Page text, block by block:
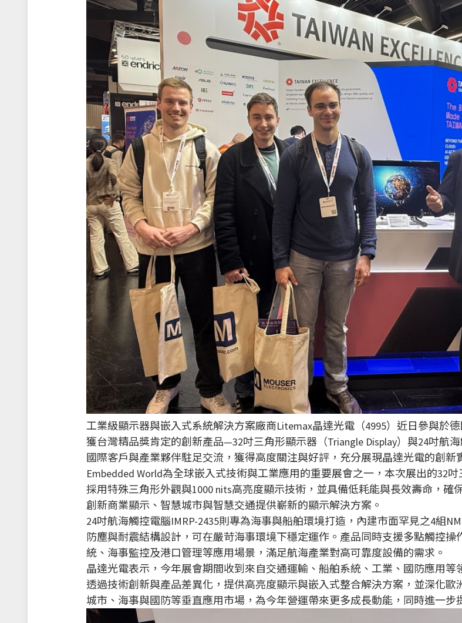
數位看版
博奕
重工業
互動式多媒體機台
醫療
客戶滿意度調查
工業級顯示器與嵌入式系統解決方案廠商Litemax晶達光電（4995）近日參與於
獲台灣精品獎肯定的創新產品—32吋三角形顯示器（Triangle Display）與24吋航
國際客戶與產業夥伴駐足交流，獲得高度關注與好評，充分展現晶達光電的創新
Embedded World為全球嵌入式技術與工業應用的重要展會之一，本次展出的32
採用特殊三角形外觀與1000 nits高亮度顯示技術，並具備低耗能與長效壽命，
創新商業顯示、智慧城市與智慧交通提供嶄新的顯示解決方案。
24吋航海觸控電腦IMRP-2435則專為海事與船舶環境打造，內建市面罕見之4組
防塵與耐震結構設計，可在嚴苛海事環境下穩定運作。產品同時支援多點觸控
統、海事監控及港口管理等應用場景，滿足航海產業對高可靠度設備的需求。
晶達光電表示，今年展會期間收到來自交通運輸、船舶系統、工業、國防應用
透過技術創新與產品差異化，提供高亮度顯示與嵌入式整合解決方案，並深化
城市、海事與國防等垂直應用市場，為今年營運帶來更多成長動能，同時進一步